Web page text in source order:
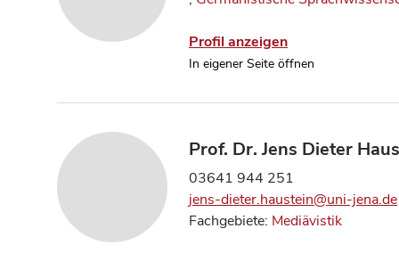
Profil anzeigen
In eigener Seite öffnen
Prof. Dr. Jens Dieter
03641 944 251
jens-dieter.haustein@uni-jena.de
Fachgebiete: Mediävistik